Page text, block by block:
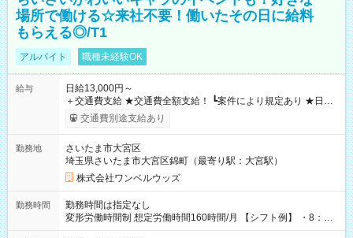
場所で働ける☆来社不要！働いたその日に給料
もらえる◎/T1
アルバイト 職種未経験OK
給与
日給13,000円～
＋交通費支給 ★交通費全額支給！ ┗案件により規定あり ★日払
いOK！（規定あり） ┗働いたその日に現金GET♪ お仕事後はコ
ンビニATMから 日払い分を引き落とせます！ 【試用期間】試
交通費別途支給あり
勤務地
さいたま市大宮区
埼玉県さいたま市大宮区錦町（最寄り駅：大宮駅）
株式会社ワンベルウッズ
勤務時間
勤務時間は指定なし
変形労働時間制 想定労働時間160時間/月 【シフト例】 ・8：00
～21：00